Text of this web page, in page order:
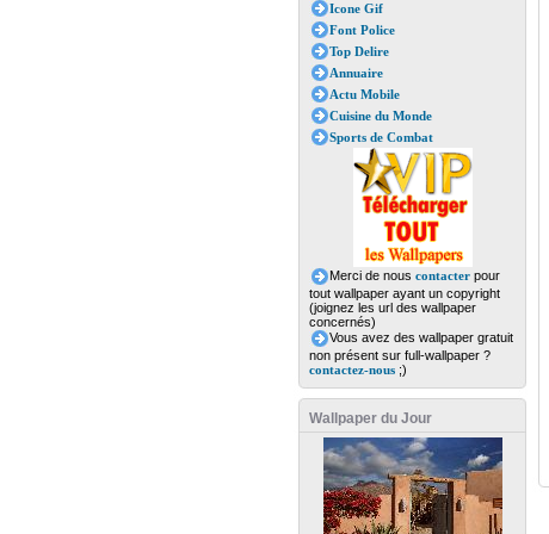
Icone Gif
Font Police
Top Delire
Annuaire
Actu Mobile
Cuisine du Monde
Sports de Combat
Merci de nous contacterpour
tout wallpaper ayant un copyright
(joignez les url des wallpaper
concernés)
Vous avez des wallpaper gratuit
non présent sur full-wallpaper ?
contactez-nous;)
Wallpaper du Jour